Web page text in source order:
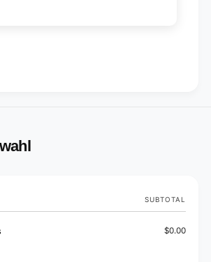
SUBTOTAL
$0.00